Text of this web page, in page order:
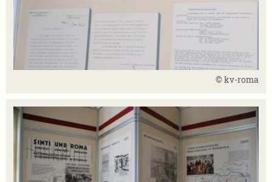
© kv-roma